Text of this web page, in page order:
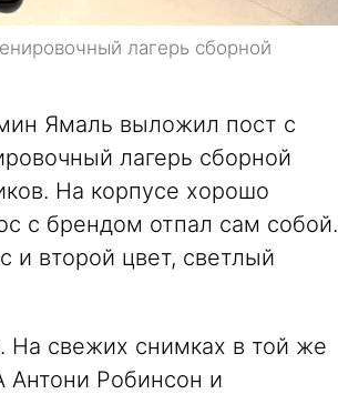
лагерь сборной
Ямаль выложил пост с
лагерь сборной
На корпусе хорошо
с брендом отпал сам собой.
и второй цвет, светлый
На свежих снимках в той же
Робинсон и